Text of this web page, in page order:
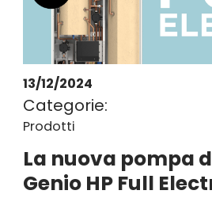
13/12/2024
Categorie:
Prodotti
La nuova pompa
Genio HP Full